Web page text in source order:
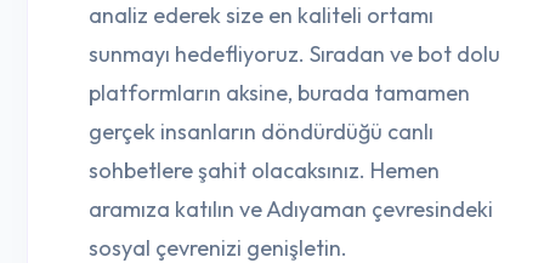
analiz ederek size en kaliteli ortamı
sunmayı hedefliyoruz. Sıradan ve bot dolu
platformların aksine, burada tamamen
gerçek insanların döndürdüğü canlı
sohbetlere şahit olacaksınız. Hemen
aramıza katılın ve Adıyaman çevresindeki
sosyal çevrenizi genişletin.